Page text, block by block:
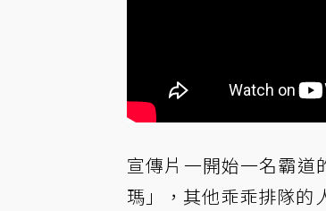
宣傳片一開始一名霸道
瑪」，其他乖乖排隊的